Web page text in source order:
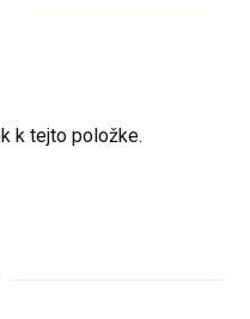
k tejto položke.